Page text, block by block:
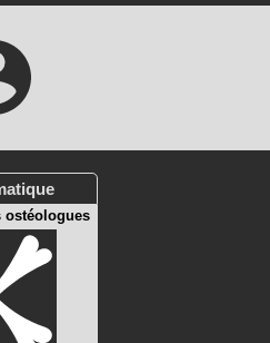
ostéologues